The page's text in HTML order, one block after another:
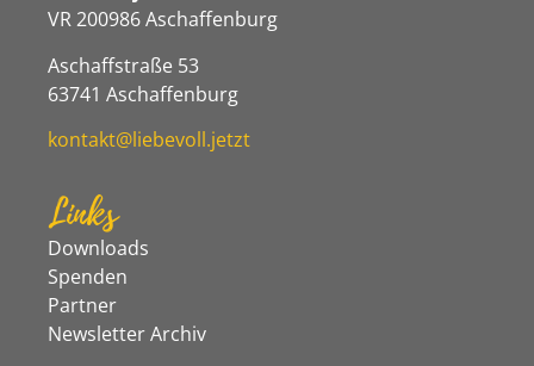
VR 200986 Aschaffenburg
Aschaffstraße 53
63741 Aschaffenburg
kontakt@liebevoll.jetzt
Links
Downloads
Spenden
Partner
Newsletter Archiv